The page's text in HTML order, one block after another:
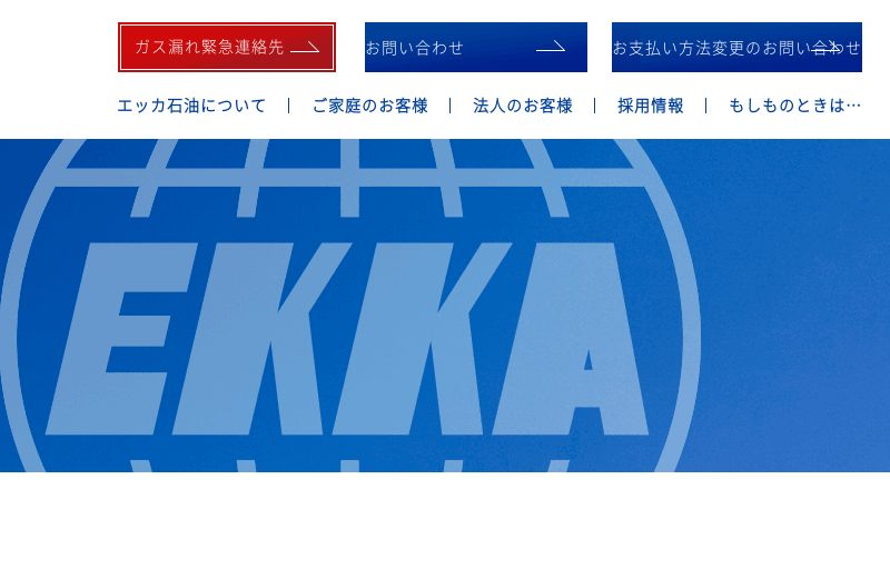
ガス漏れ緊急連絡先 お問い合わせ お支払い方法変更のお問い合わせ
エッカ石油について ご家庭のお客様 法人のお客様 採用情報 もしものときは…